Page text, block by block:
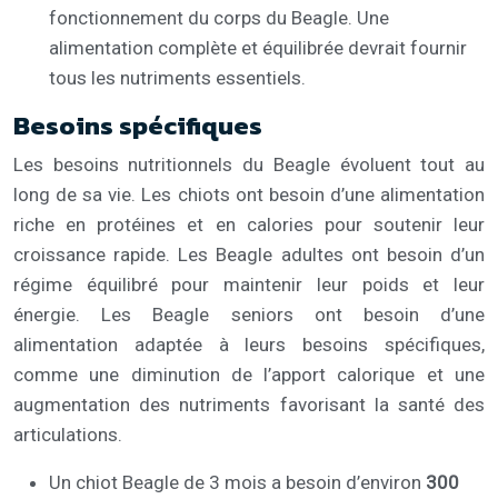
fonctionnement du corps du Beagle. Une
alimentation complète et équilibrée devrait fournir
tous les nutriments essentiels.
Besoins spécifiques
Les besoins nutritionnels du Beagle évoluent tout au
long de sa vie. Les chiots ont besoin d’une alimentation
riche en protéines et en calories pour soutenir leur
croissance rapide. Les Beagle adultes ont besoin d’un
régime équilibré pour maintenir leur poids et leur
énergie. Les Beagle seniors ont besoin d’une
alimentation adaptée à leurs besoins spécifiques,
comme une diminution de l’apport calorique et une
augmentation des nutriments favorisant la santé des
articulations.
Un chiot Beagle de 3 mois a besoin d’environ 300